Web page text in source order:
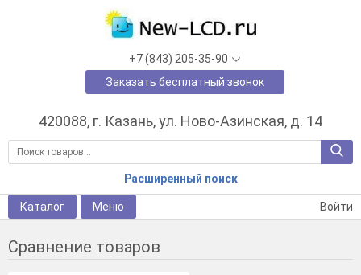
420088, г. Казань, ул. Ново-Азинская, д. 14
Расширенный поиск
+7 (843) 205-35-90
Заказать бесплатный звонок
Каталог Меню Войти
Сравнение товаров